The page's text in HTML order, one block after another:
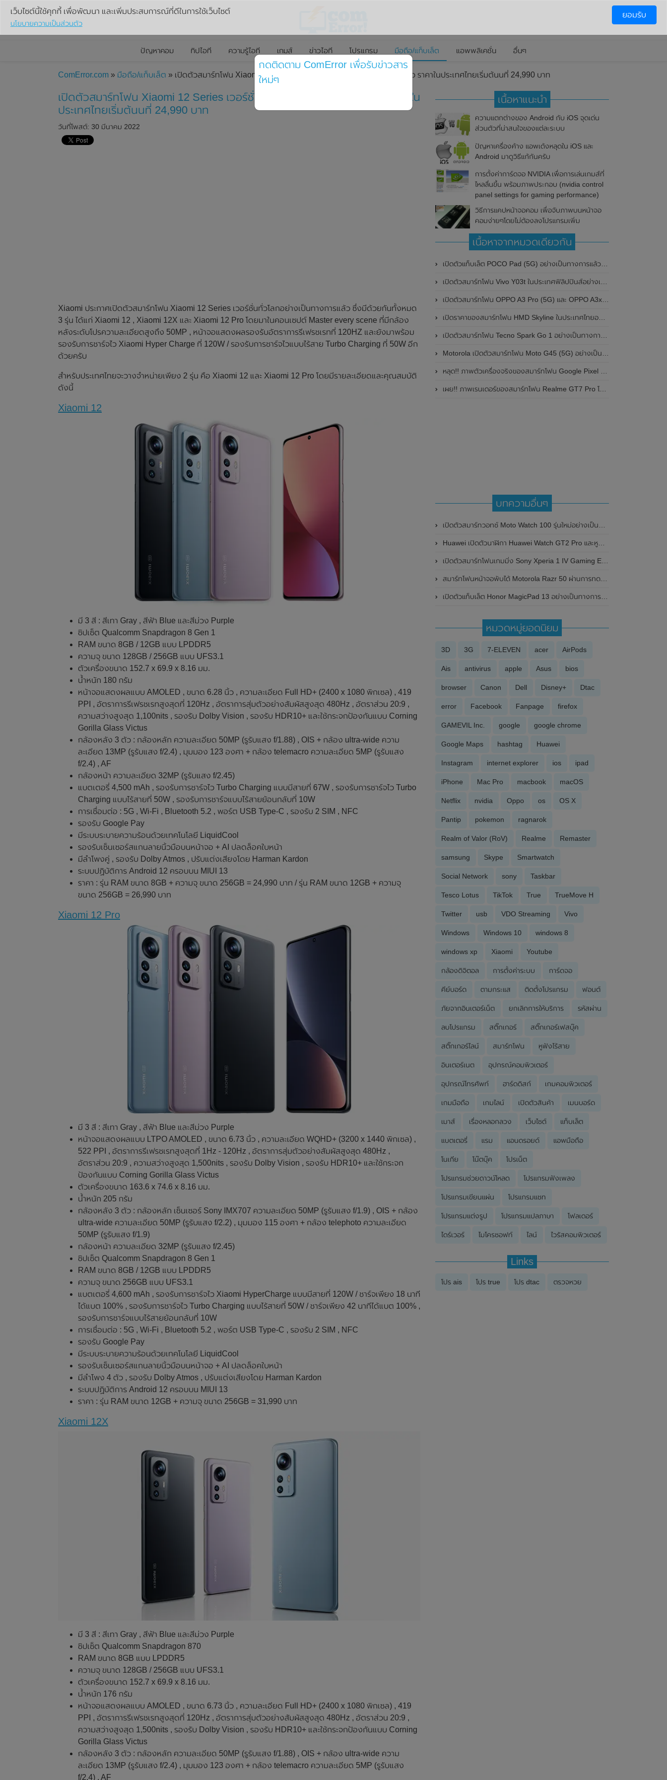
ปัญหาคอม ทิปไอที ความรู้ไอที เกมส์ ข่าวไอที โปรแกรม มือถือ/แท็บเล็ต แอพพลิเคชั่น อื่นๆ
ComError.com » มือถือ/แท็บเล็ต » เปิดตัวสมาร์ทโฟน Xiaomi 12 Series เวอร์ชั่นทั่วโลกอย่างเป็นทางการแล้ว ราคาในประเทศไทยเริ่มต้นนที่ 24,990 บาท
เปิดตัวสมาร์ทโฟน Xiaomi 12 Series เวอร์ชั่นทั่วโลกอย่างเป็นทางการแล้ว ราคาใน
ประเทศไทยเริ่มต้นนที่ 24,990 บาท
วันที่โพสต์: 30 มีนาคม 2022
Xiaomi ประกาศเปิดตัวสมาร์ทโฟน Xiaomi 12 Series เวอร์ชั่นทั่วโลกอย่างเป็นทางการแล้ว ซึ่งมีด้วยกันทั้งหมด
3 รุ่น ได้แก่ Xiaomi 12 , Xiaomi 12X และ Xiaomi 12 Pro โดยมาในคอนเซปต์ Master every scene ที่มีกล้อง
หลังระดับโปรความละเอียดสูงถึง 50MP , หน้าจอแสดงผลรองรับอัตราการรีเฟรชเรทที่ 120HZ และยังมาพร้อม
รองรับการชาร์จไว Xiaomi Hyper Charge ที่ 120W / รองรับการชาร์จไวแบบไร้สาย Turbo Charging ที่ 50W อีก
ด้วยครับ
สำหรับประเทศไทยจะวางจำหน่ายเพียง 2 รุ่น คือ Xiaomi 12 และ Xiaomi 12 Pro โดยมีรายละเอียดและคุณสมบัติ
ดังนี้
Xiaomi 12
มี 3 สี : สีเทา Gray , สีฟ้า Blue และสีม่วง Purple
ชิปเซ็ต Qualcomm Snapdragon 8 Gen 1
RAM ขนาด 8GB / 12GB แบบ LPDDR5
ความจุ ขนาด 128GB / 256GB แบบ UFS3.1
ตัวเครื่องขนาด 152.7 x 69.9 x 8.16 มม.
น้ำหนัก 180 กรัม
หน้าจอแสดงผลแบบ AMOLED , ขนาด 6.28 นิ้ว , ความละเอียด Full HD+ (2400 x 1080 พิกเซล) , 419
PPI , อัตราการรีเฟรชเรทสูงสุดที่ 120Hz , อัตราการสุ่มตัวอย่างสัมผัสสูงสุด 480Hz , อัตราส่วน 20:9 ,
ความสว่างสูงสุด 1,100nits , รองรับ Dolby Vision , รองรับ HDR10+ และใช้กระจกป้องกันแบบ Corning
Gorilla Glass Victus
กล้องหลัง 3 ตัว : กล้องหลัก ความละเอียด 50MP (รูรับแสง f/1.88) , OIS + กล้อง ultra-wide ความ
ละเอียด 13MP (รูรับแสง f/2.4) , มุมมอง 123 องศา + กล้อง telemacro ความละเอียด 5MP (รูรับแสง
f/2.4) , AF
กล้องหน้า ความละเอียด 32MP (รูรับแสง f/2.45)
แบตเตอรี่ 4,500 mAh , รองรับการชาร์จไว Turbo Charging แบบมีสายที่ 67W , รองรับการชาร์จไว Turbo
Charging แบบไร้สายที่ 50W , รองรับการชาร์จแบบไร้สายย้อนกลับที่ 10W
การเชื่อมต่อ : 5G , Wi-Fi , Bluetooth 5.2 , พอร์ต USB Type-C , รองรับ 2 SIM , NFC
รองรับ Google Pay
มีระบบระบายความร้อนด้วยเทคโนโลยี LiquidCool
รองรับเซ็นเซอร์สแกนลายนิ้วมือบนหน้าจอ + AI ปลดล็อคใบหน้า
มีลำโพงคู่ , รองรับ Dolby Atmos , ปรับแต่งเสียงโดย Harman Kardon
ระบบปฏิบัติการ Android 12 ครอบบน MIUI 13
ราคา : รุ่น RAM ขนาด 8GB + ความจุ ขนาด 256GB = 24,990 บาท / รุ่น RAM ขนาด 12GB + ความจุ
ขนาด 256GB = 26,990 บาท
Xiaomi 12 Pro
มี 3 สี : สีเทา Gray , สีฟ้า Blue และสีม่วง Purple
หน้าจอแสดงผลแบบ LTPO AMOLED , ขนาด 6.73 นิ้ว , ความละเอียด WQHD+ (3200 x 1440 พิกเซล) ,
522 PPI , อัตราการรีเฟรชเรทสูงสุดที่ 1Hz - 120Hz , อัตราการสุ่มตัวอย่างสัมผัสสูงสุด 480Hz ,
อัตราส่วน 20:9 , ความสว่างสูงสุด 1,500nits , รองรับ Dolby Vision , รองรับ HDR10+ และใช้กระจก
ป้องกันแบบ Corning Gorilla Glass Victus
ตัวเครื่องขนาด 163.6 x 74.6 x 8.16 มม.
น้ำหนัก 205 กรัม
กล้องหลัง 3 ตัว : กล้องหลัก เซ็นเซอร์ Sony IMX707 ความละเอียด 50MP (รูรับแสง f/1.9) , OIS + กล้อง
ultra-wide ความละเอียด 50MP (รูรับแสง f/2.2) , มุมมอง 115 องศา + กล้อง telephoto ความละเอียด
50MP (รูรับแสง f/1.9)
กล้องหน้า ความละเอียด 32MP (รูรับแสง f/2.45)
ชิปเซ็ต Qualcomm Snapdragon 8 Gen 1
RAM ขนาด 8GB / 12GB แบบ LPDDR5
ความจุ ขนาด 256GB แบบ UFS3.1
แบตเตอรี่ 4,600 mAh , รองรับการชาร์จไว Xiaomi HyperCharge แบบมีสายที่ 120W / ชาร์จเพียง 18 นาที
ได้แบต 100% , รองรับการชาร์จไว Turbo Charging แบบไร้สายที่ 50W / ชาร์จเพียง 42 นาทีได้แบต 100% ,
รองรับการชาร์จแบบไร้สายย้อนกลับที่ 10W
การเชื่อมต่อ : 5G , Wi-Fi , Bluetooth 5.2 , พอร์ต USB Type-C , รองรับ 2 SIM , NFC
รองรับ Google Pay
มีระบบระบายความร้อนด้วยเทคโนโลยี LiquidCool
รองรับเซ็นเซอร์สแกนลายนิ้วมือบนหน้าจอ + AI ปลดล็อคใบหน้า
มีลำโพง 4 ตัว , รองรับ Dolby Atmos , ปรับแต่งเสียงโดย Harman Kardon
ระบบปฏิบัติการ Android 12 ครอบบน MIUI 13
ราคา : รุ่น RAM ขนาด 12GB + ความจุ ขนาด 256GB = 31,990 บาท
Xiaomi 12X
มี 3 สี : สีเทา Gray , สีฟ้า Blue และสีม่วง Purple
ชิปเซ็ต Qualcomm Snapdragon 870
RAM ขนาด 8GB แบบ LPDDR5
ความจุ ขนาด 128GB / 256GB แบบ UFS3.1
ตัวเครื่องขนาด 152.7 x 69.9 x 8.16 มม.
น้ำหนัก 176 กรัม
หน้าจอแสดงผลแบบ AMOLED , ขนาด 6.73 นิ้ว , ความละเอียด Full HD+ (2400 x 1080 พิกเซล) , 419
PPI , อัตราการรีเฟรชเรทสูงสุดที่ 120Hz , อัตราการสุ่มตัวอย่างสัมผัสสูงสุด 480Hz , อัตราส่วน 20:9 ,
ความสว่างสูงสุด 1,500nits , รองรับ Dolby Vision , รองรับ HDR10+ และใช้กระจกป้องกันแบบ Corning
Gorilla Glass Victus
กล้องหลัง 3 ตัว : กล้องหลัก ความละเอียด 50MP (รูรับแสง f/1.88) , OIS + กล้อง ultra-wide ความ
ละเอียด 13MP (รูรับแสง f/2.4) , มุมมอง 123 องศา + กล้อง telemacro ความละเอียด 5MP (รูรับแสง
f/2.4) , AF
เนื้อหาแนะนำ
ความแตกต่างของ Android กับ iOS จุดเด่น
ส่วนตัวที่น่าสนใจของแต่ละระบบ
ปัญหาเครื่องค้าง แอพเด้งหลุดใน iOS และ
Android มาดูวิธีแก้กันครับ
การตั้งค่าการ์ดจอ NVIDIA เพื่อการเล่นเกมส์ที่
ไหลลื่นขึ้น พร้อมภาพประกอบ (nvidia control
panel settings for gaming performance)
วิธีการแคปหน้าจอคอม เพื่อจับภาพบนหน้าจอ
คอมง่ายๆโดยไม่ต้องลงโปรแกรมเพิ่ม
เนื้อหาจากหมวดเดียวกัน
เปิดตัวแท็บเล็ต POCO Pad (5G) อย่างเป็นทางการแล้วในประเทศอินเดีย มาพร้อมชิปเซ็ต Snapdragon 7s Gen 2 ของ Qualcomm และรองรับเครือข่าย 5G
เปิดตัวสมาร์ทโฟน Vivo Y03t ในประเทศฟิลิปปินส์อย่างเป็นทางการแล้ว มาพร้อมชิปเซ็ต Unisoc T612 , กล้องหลัง ความละเอียด 13MP , แบตเตอรี่ 5,000mAh และหน้าจอแสดงผล LCD / 90Hz
เปิดตัวสมาร์ทโฟน OPPO A3 Pro (5G) และ OPPO A3x ในประเทศไทยอย่างเป็นทางการแล้ว ในราคาเริ่มต้นเพียง 3,999 บาท
เปิดราคาของสมาร์ทโฟน HMD Skyline ในประเทศไทยอย่างเป็นทางการแล้ว ราคา 14,990 บาท
เปิดตัวสมาร์ทโฟน Tecno Spark Go 1 อย่างเป็นทางการแล้ว มาพร้อมหน้าจอแสดงผล LCD / 120Hz , แบตเตอรี่ 5,000mAh และใช้ชิปเซ็ต Unisoc
Motorola เปิดตัวสมาร์ทโฟน Moto G45 (5G) อย่างเป็นทางการแล้วในอินเดีย
หลุด!! ภาพตัวเครื่องจริงของสมาร์ทโฟน Google Pixel 9a โชว์ดีไซน์ใหม่ กล้องหลังแบนราบ ไม่มีกรอบของกล้องแล้ว
เผย!! ภาพเรนเดอร์ของสมาร์ทโฟน Realme GT7 Pro โชว์ให้เห็นดีไซน์ใหม่ พร้อมเผยรายละเอียดสเปกที่สำคัญบางส่วน
บทความอื่นๆ
เปิดตัวสมาร์ทวอทช์ Moto Watch 100 รุ่นใหม่อย่างเป็นทางการ มาพร้อมฟีเจอร์แบบอัดแน่น ในราคาสุดประหยัด
Huawei เปิดตัวนาฬิกา Huawei Watch GT2 Pro และหูฟังไร้สาย Huawei FreeBuds Pro ที่รองรับ ANC ระบบการตัดเสียงรบกวนภายนอก
เปิดตัวสมาร์ทโฟนเกมมิ่ง Sony Xperia 1 IV Gaming Edition มาพร้อม RAM 16GB และอุปกรณ์เสริม Xperia Stream เคสระบายความร้อน
สมาร์ทโฟนหน้าจอพับได้ Motorola Razr 50 ผ่านการทดสอบประสิทธิภาพบน Geekbench แล้ว มาพร้อมชิปเซ็ต MediaTek Dimensity SoC ลุ้นเปิดตัวเร็วๆนี้
เปิดตัวแท็บเล็ต Honor MagicPad 13 อย่างเป็นทางการแล้วในประเทศจีน มาพร้อมหน้าจอแสดงผล IMAX Enhanced ขนาด 13 นิ้ว และใช้ชิปเซ็ต Snapdragon 888
หมวดหมู่ยอดนิยม
3D 3G 7-ELEVEN acer AirPods
Ais antivirus apple Asus bios
browser Canon Dell Disney+ Dtac
error Facebook Fanpage firefox
GAMEVIL Inc. google google chrome
Google Maps hashtag Huawei
Instagram internet explorer ios ipad
iPhone Mac Pro macbook macOS
Netflix nvidia Oppo os OS X
Pantip pokemon ragnarok
Realm of Valor (RoV) Realme Remaster
samsung Skype Smartwatch
Social Network sony Taskbar
Tesco Lotus TikTok True TrueMove H
Twitter usb VDO Streaming Vivo
Windows Windows 10 windows 8
windows xp Xiaomi Youtube
กล้องดิจิตอล การตั้งค่าระบบ การ์ดจอ
คีย์บอร์ด ตามกระแส ติดตั้งโปรแกรม ฟอนต์
ภัยจากอินเตอร์เน็ต ยกเลิกการให้บริการ รหัสผ่าน
ลบโปรแกรม สติ๊กเกอร์ สติ๊กเกอร์เฟสบุ๊ค
สติ๊กเกอร์ไลน์ สมาร์ทโฟน หูฟังไร้สาย
อินเตอร์เนต อุปกรณ์คอมพิวเตอร์
อุปกรณ์โทรศัพท์ ฮาร์ดดิสก์ เกมคอมพิวเตอร์
เกมมือถือ เกมไลน์ เปิดตัวสินค้า เมนบอร์ด
เมาส์ เรื่องหลอกลวง เว็บไซต์ แท็บเล็ต
แบตเตอรี่ แรม แอนดรอยด์ แอพมือถือ
โนเกีย โน๊ตบุ๊ค โปรเน็ต
โปรแกรมช่วยดาวน์โหลด โปรแกรมฟังเพลง
โปรแกรมเขียนแผ่น โปรแกรมแชท
โปรแกรมแต่งรูป โปรแกรมแปลภาษา โฟลเดอร์
ไดร์เวอร์ ไมโครซอฟท์ ไลน์ ไวรัสคอมพิวเตอร์
Links
โปร ais โปร true โปร dtac ตรวจหวย
เว็บไซต์นี้ใช้คุกกี้ เพื่อพัฒนา และเพิ่มประสบการณ์ที่ดีในการใช้เว็บไซต์
นโยบายความเป็นส่วนตัว
ยอมรับ
กดติดตาม ComError เพื่อรับข่าวสาร
ใหม่ๆ